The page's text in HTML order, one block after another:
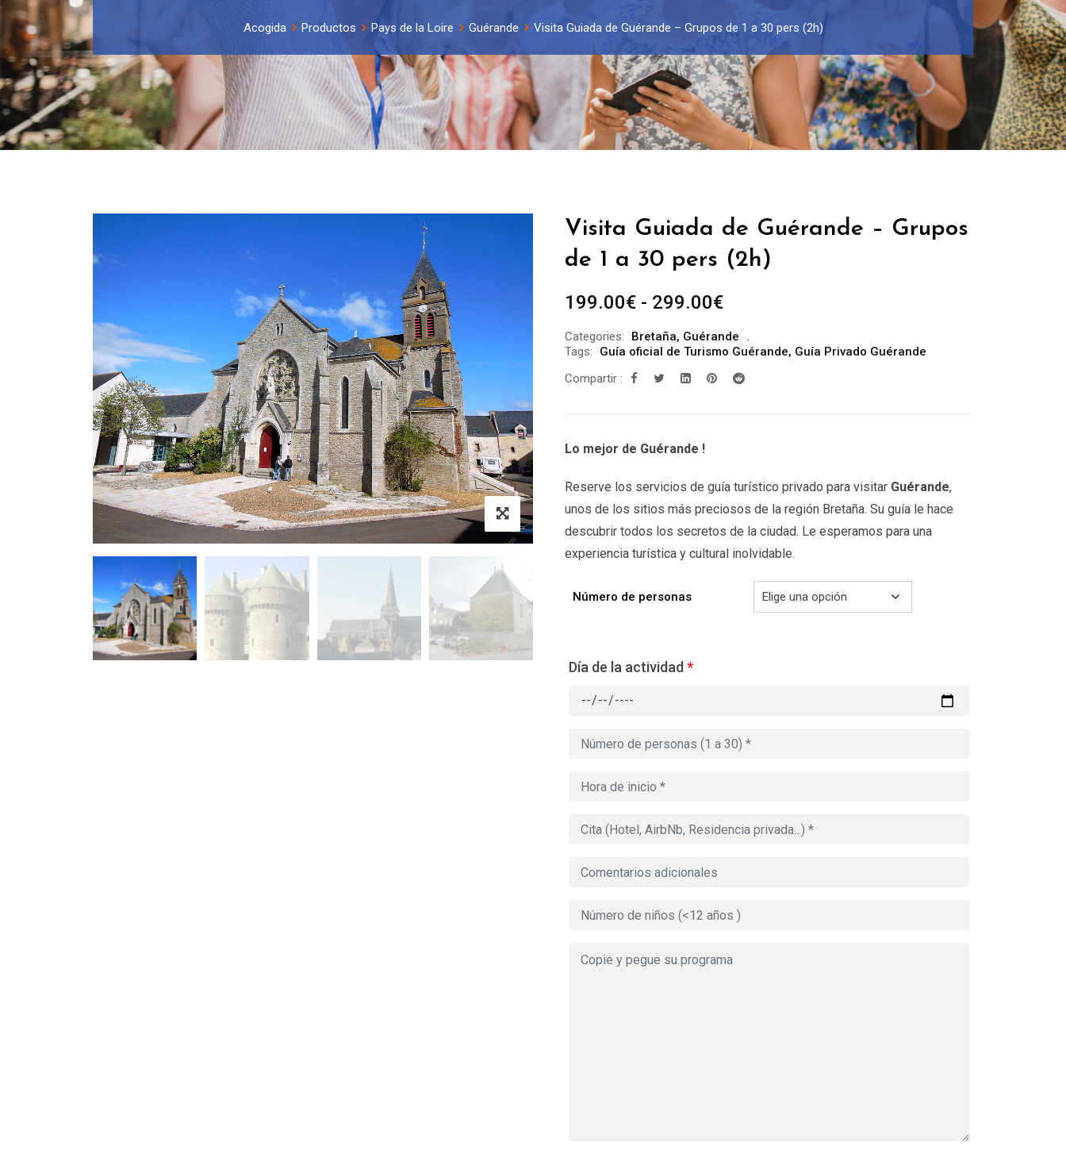
Acogida Productos Pays de la Loire Guérande Visita Guiada de Guérande – Grupos de 1 a 30 pers (2h)
Visita Guiada de Guérande – Grupos
de 1 a 30 pers (2h)
199.00€ - 299.00€Rango
precios:
desde
199.00€
Categories: Bretaña, Guérande
Tags:
Guía oficial de Turismo Guérande, Guía Privado Guérande
Compartir :
Lo mejor de Guérande !
Reserve los servicios de guía turístico privado para visitar Guérande,
unos de los sitios más preciosos de la región Bretaña. Su guía le hace
descubrir todos los secretos de la ciudad. Le esperamos para una
experiencia turística y cultural inolvidable.
Número de personas
Día de la actividad *